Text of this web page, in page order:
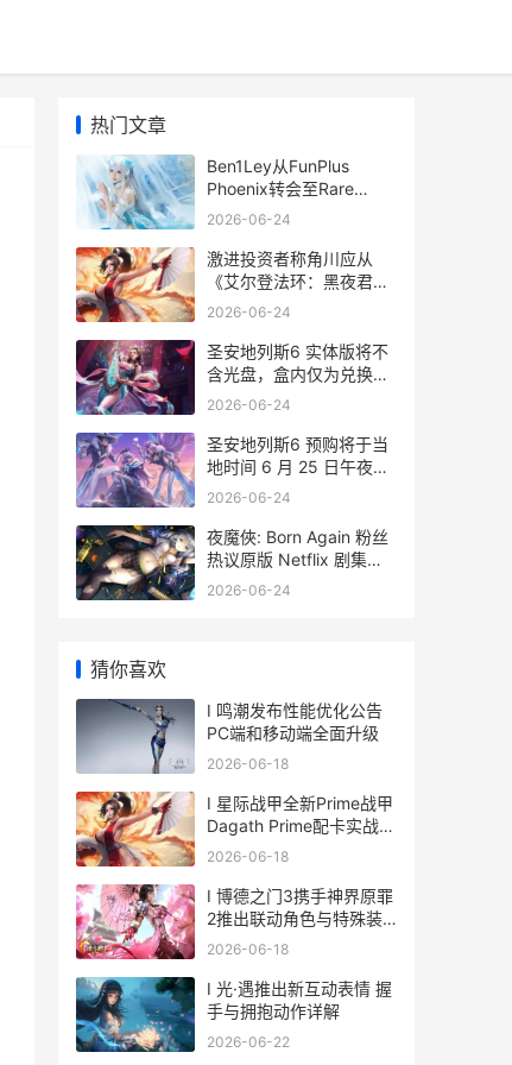
热门文章
Ben1Ley从FunPlus
Phoenix转会至Rare
Atom
2026-06-24
激进投资者称角川应从
《艾尔登法环：黑夜君
临》中获得更多利润，
任 激进投资者的投资策略
2026-06-24
圣安地列斯6 实体版将不
含光盘，盒内仅为兑换码
圣安地列斯63
2026-06-24
圣安地列斯6 预购将于当
地时间 6 月 25 日午夜开
启，终极版及预购奖励已
2026-06-24
夜魔俠: Born Again 粉丝
热议原版 Netflix 剧集争
议人物回归 夜魔侠电影
2026-06-24
猜你喜欢
I 鸣潮发布性能优化公告
PC端和移动端全面升级
2026-06-18
I 星际战甲全新Prime战甲
Dagath Prime配卡实战评
测与展望解析
2026-06-18
I 博德之门3携手神界原罪
2推出联动角色与特殊装
备
2026-06-18
I 光·遇推出新互动表情 握
手与拥抱动作详解
2026-06-22